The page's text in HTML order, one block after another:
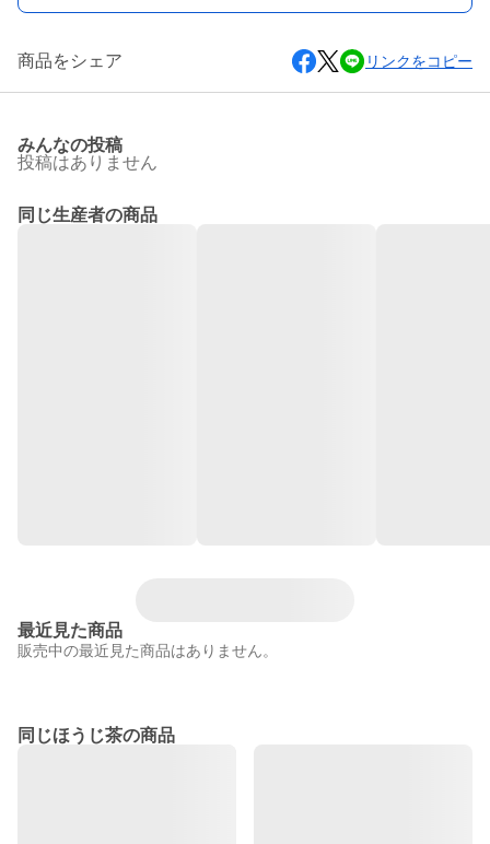
商品をシェア リンクをコピー
みんなの投稿
投稿はありません
同じ生産者の商品
最近見た商品
販売中の最近見た商品はありません。
同じほうじ茶の商品